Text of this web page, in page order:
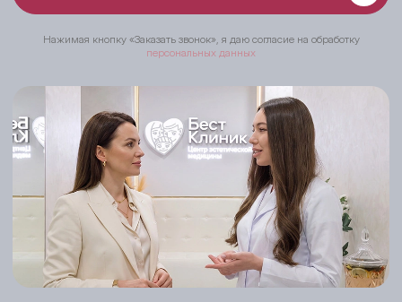
Нажимая кнопку «Заказать звонок», я даю согласие на обработку
персональных данных